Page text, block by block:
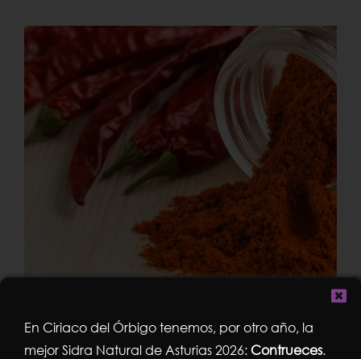
Comprar Pimentón de la
En Ciriaco del Órbigo tenemos, por otro año, la
mejor Sidra Natural de Asturias 2026:Contrueces.